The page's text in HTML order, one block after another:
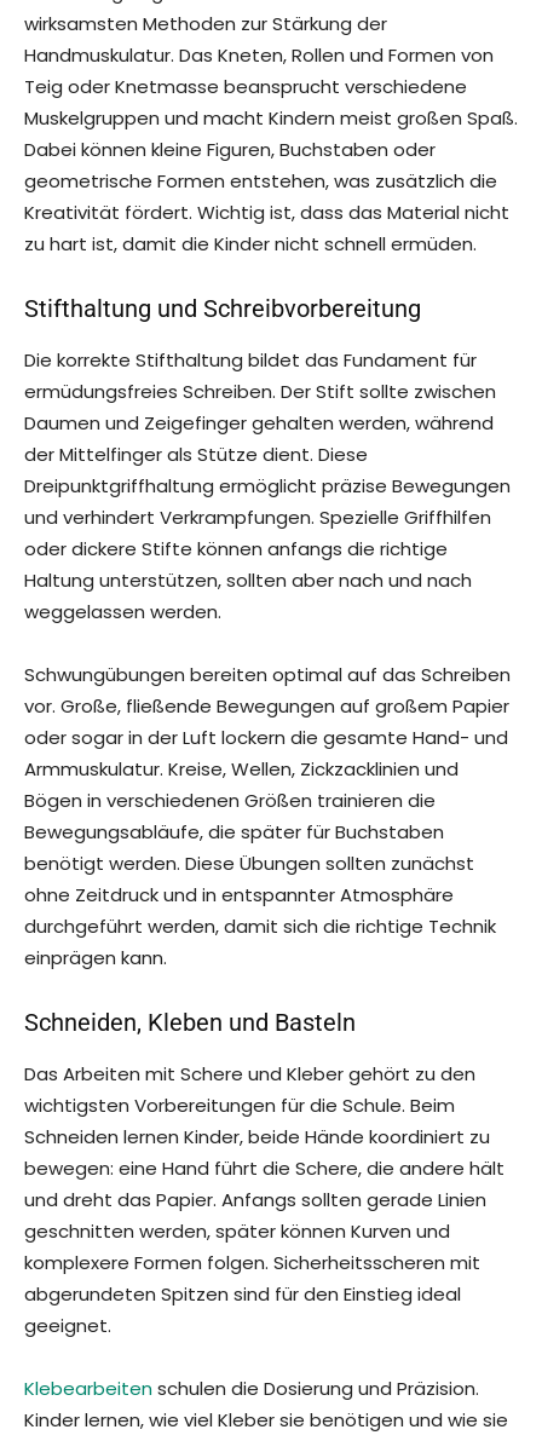
wirksamsten Methoden zur Stärkung der
Handmuskulatur. Das Kneten, Rollen und Formen von
Teig oder Knetmasse beansprucht verschiedene
Muskelgruppen und macht Kindern meist großen Spaß.
Dabei können kleine Figuren, Buchstaben oder
geometrische Formen entstehen, was zusätzlich die
Kreativität fördert. Wichtig ist, dass das Material nicht
zu hart ist, damit die Kinder nicht schnell ermüden.
Stifthaltung und Schreibvorbereitung
Die korrekte Stifthaltung bildet das Fundament für
ermüdungsfreies Schreiben. Der Stift sollte zwischen
Daumen und Zeigefinger gehalten werden, während
der Mittelfinger als Stütze dient. Diese
Dreipunktgriffhaltung ermöglicht präzise Bewegungen
und verhindert Verkrampfungen. Spezielle Griffhilfen
oder dickere Stifte können anfangs die richtige
Haltung unterstützen, sollten aber nach und nach
weggelassen werden.
Schwungübungen bereiten optimal auf das Schreiben
vor. Große, fließende Bewegungen auf großem Papier
oder sogar in der Luft lockern die gesamte Hand- und
Armmuskulatur. Kreise, Wellen, Zickzacklinien und
Bögen in verschiedenen Größen trainieren die
Bewegungsabläufe, die später für Buchstaben
benötigt werden. Diese Übungen sollten zunächst
ohne Zeitdruck und in entspannter Atmosphäre
durchgeführt werden, damit sich die richtige Technik
einprägen kann.
Schneiden, Kleben und Basteln
Das Arbeiten mit Schere und Kleber gehört zu den
wichtigsten Vorbereitungen für die Schule. Beim
Schneiden lernen Kinder, beide Hände koordiniert zu
bewegen: eine Hand führt die Schere, die andere hält
und dreht das Papier. Anfangs sollten gerade Linien
geschnitten werden, später können Kurven und
komplexere Formen folgen. Sicherheitsscheren mit
abgerundeten Spitzen sind für den Einstieg ideal
geeignet.
Klebearbeitenschulen die Dosierung und Präzision.
Kinder lernen, wie viel Kleber sie benötigen und wie sie